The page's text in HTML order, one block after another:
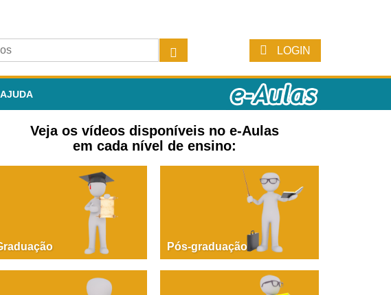
LOGIN
AJUDA
Veja os vídeos disponíveis no e-Aulas
em cada nível de ensino:
Pós-graduação